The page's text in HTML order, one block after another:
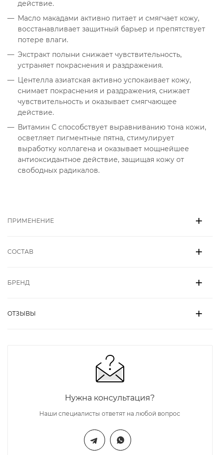
действие.
Масло макадами активно питает и смягчает кожу,
восстанавливает защитный барьер и препятствует
потере влаги.
Экстракт полыни снижает чувствительность,
устраняет покраснения и раздражения.
Центелла азиатская активно успокаивает кожу,
снимает покраснения и раздражения, снижает
чувствительность и оказывает смягчающее
действие.
Витамин С способствует выравниванию тона кожи,
осветляет пигментные пятна, стимулирует
выработку коллагена и оказывает мощнейшее
антиоксидантное действие, защищая кожу от
свободных радикалов.
ПРИМЕНЕНИЕ
СОСТАВ
БРЕНД
ОТЗЫВЫ
Нужна консультация?
Наши специалисты ответят на любой вопрос